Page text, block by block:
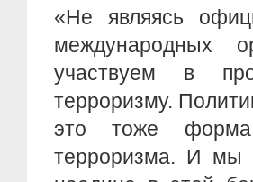
«Не являясь
международных
участвуем в
терроризму.
это тоже
терроризма. И мы